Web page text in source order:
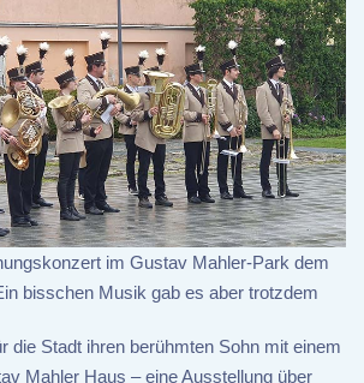
im Gustav Mahler-Park dem
bisschen Musik gab es aber trotzdem
die Stadt ihren berühmten Sohn mit einem
Mahler Haus – eine Ausstellung über